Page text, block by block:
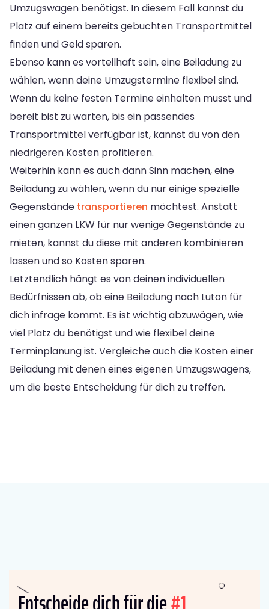
Umzugswagen benötigst. In diesem Fall kannst du
Platz auf einem bereits gebuchten Transportmittel
finden und Geld sparen.
Ebenso kann es vorteilhaft sein, eine Beiladung zu
wählen, wenn deine Umzugstermine flexibel sind.
Wenn du keine festen Termine einhalten musst und
bereit bist zu warten, bis ein passendes
Transportmittel verfügbar ist, kannst du von den
niedrigeren Kosten profitieren.
Weiterhin kann es auch dann Sinn machen, eine
Beiladung zu wählen, wenn du nur einige spezielle
Gegenstände transportieren möchtest. Anstatt
einen ganzen LKW für nur wenige Gegenstände zu
mieten, kannst du diese mit anderen kombinieren
lassen und so Kosten sparen.
Letztendlich hängt es von deinen individuellen
Bedürfnissen ab, ob eine Beiladung nach Luton für
dich infrage kommt. Es ist wichtig abzuwägen, wie
viel Platz du benötigst und wie flexibel deine
Terminplanung ist. Vergleiche auch die Kosten einer
Beiladung mit denen eines eigenen Umzugswagens,
um die beste Entscheidung für dich zu treffen.